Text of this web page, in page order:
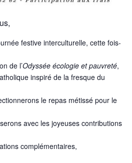
festive interculturelle, cette fois-
de l’Odyssée écologie et pauvreté,
inspiré de la fresque du
le repas métissé pour le
avec les joyeuses contributions
complémentaires,